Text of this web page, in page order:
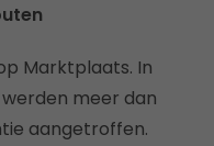
Marktplaats. In
meer dan
aangetroffen.